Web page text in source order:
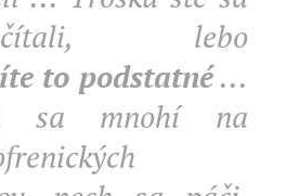
lebo
to podstatné...
sa mnohí na